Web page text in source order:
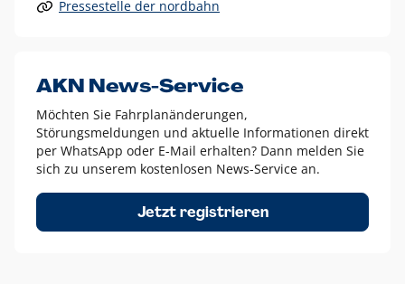
Alle anderen Logo-Varianten dürfen nur in Ausnahmefällen
Diese Ausnahmen sind zum Beispiel:
dem AKN Blau,
weißes Logo auf Fotohintergründen,
schwarzes Logo für reine Schwarz-Weiß-Umsetzungen
Um das Logo herum muss ein Schutzraum von jeweils einer
Höhe bzw. Breite des N aus AKN in alle Richtungen
Pressestelle der nordbahn
AKN News-Service
Möchten Sie Fahrplanänderungen,
Störungsmeldungen und aktuelle Informationen direkt
per WhatsApp oder E-Mail erhalten? Dann melden Sie
sich zu unserem kostenlosen News-Service an.
Jetzt registrieren